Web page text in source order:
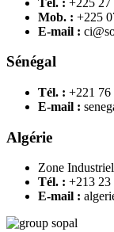
Mob. : +225
E-mail :
Sénégal
Tél. : +221 76
E-mail :
Algérie
Zone
Tél. : +213 23
E-mail :